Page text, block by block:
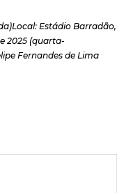
Estádio Barradão,
2025 (quarta-
Fernandes de Lima